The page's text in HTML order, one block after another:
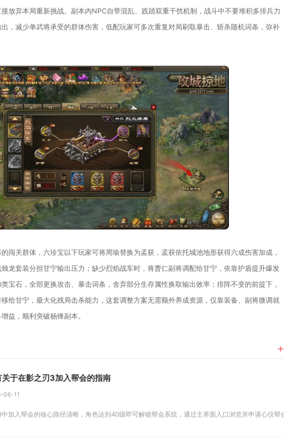
放弃本局重新挑战。副本内NPC自带混乱、践踏双重干扰机制，战斗中不要堆积多排兵力
，减少单武将承受的群体伤害，低配玩家可多次重复对局刷取暴击、斩杀随机词条，弥补
闯关群体，六珍宝以下玩家可将周瑜替换为孟获，孟获依托城池地形获得六成伤害加成，
龙套装分担甘宁输出压力；缺少烈焰战车时，将曹仁副将调配给甘宁，依靠护盾提升爆发
宝石，全部更换攻击、暴击词条，舍弃部分生存属性换取输出效率；排阵不变的前提下，
给甘宁，最大化残局击杀能力，这套调整方案无需额外养成资源，仅靠装备、副将微调就
益，顺利突破杨锋副本。
关于在影之刃3加入帮会的指南
06-11
加入帮会的核心路径清晰，角色达到40级即可解锁帮会系统，通过主界面入口浏览并申请心仪